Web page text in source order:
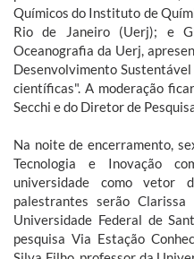
Químicos do Instituto de
Rio de Janeiro (Uerj); e
Oceanografia da Uerj,
Desenvolvimento
científicas". A moderação
Secchi e do Diretor de
Na noite de encerramento,
Tecnologia e Inovação
universidade como vetor
palestrantes serão
Universidade Federal de
pesquisa Via Estação